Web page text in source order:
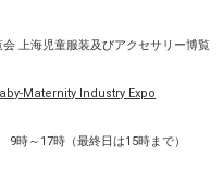
上海児童服装及びアクセサリー博覧
Maternity Industry Expo
～17時（最終日は15時まで）